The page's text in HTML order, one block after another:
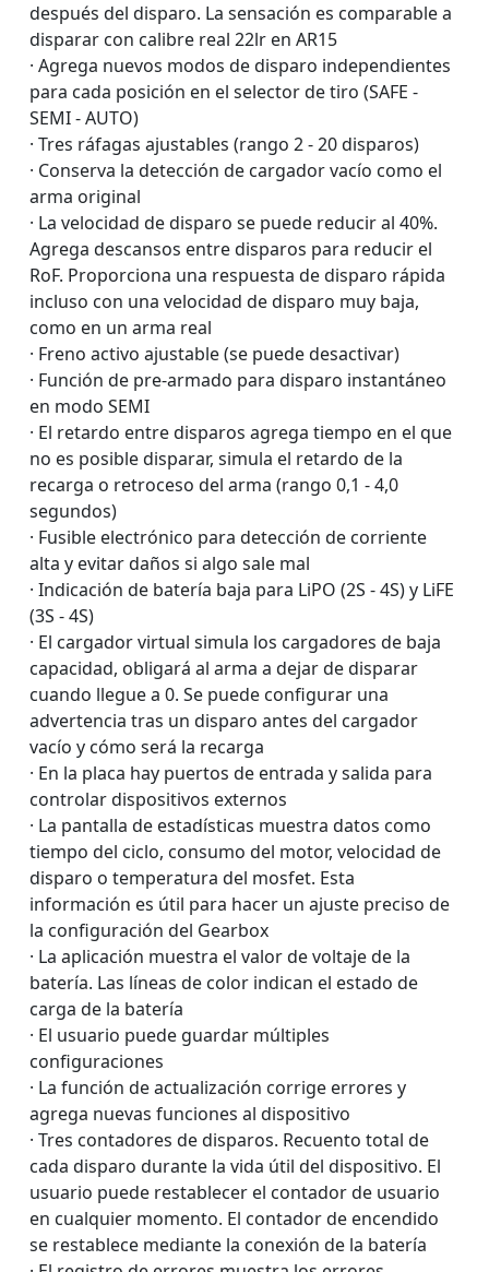
después del disparo. La sensación es comparable a
disparar con calibre real 22lr en AR15
· Agrega nuevos modos de disparo independientes
para cada posición en el selector de tiro (SAFE -
SEMI - AUTO)
· Tres ráfagas ajustables (rango 2 - 20 disparos)
· Conserva la detección de cargador vacío como el
arma original
· La velocidad de disparo se puede reducir al 40%.
Agrega descansos entre disparos para reducir el
RoF. Proporciona una respuesta de disparo rápida
incluso con una velocidad de disparo muy baja,
como en un arma real
· Freno activo ajustable (se puede desactivar)
· Función de pre-armado para disparo instantáneo
en modo SEMI
· El retardo entre disparos agrega tiempo en el que
no es posible disparar, simula el retardo de la
recarga o retroceso del arma (rango 0,1 - 4,0
segundos)
· Fusible electrónico para detección de corriente
alta y evitar daños si algo sale mal
· Indicación de batería baja para LiPO (2S - 4S) y LiFE
(3S - 4S)
· El cargador virtual simula los cargadores de baja
capacidad, obligará al arma a dejar de disparar
cuando llegue a 0. Se puede configurar una
advertencia tras un disparo antes del cargador
vacío y cómo será la recarga
· En la placa hay puertos de entrada y salida para
controlar dispositivos externos
· La pantalla de estadísticas muestra datos como
tiempo del ciclo, consumo del motor, velocidad de
disparo o temperatura del mosfet. Esta
información es útil para hacer un ajuste preciso de
la configuración del Gearbox
· La aplicación muestra el valor de voltaje de la
batería. Las líneas de color indican el estado de
carga de la batería
· El usuario puede guardar múltiples
configuraciones
· La función de actualización corrige errores y
agrega nuevas funciones al dispositivo
· Tres contadores de disparos. Recuento total de
cada disparo durante la vida útil del dispositivo. El
usuario puede restablecer el contador de usuario
en cualquier momento. El contador de encendido
se restablece mediante la conexión de la batería